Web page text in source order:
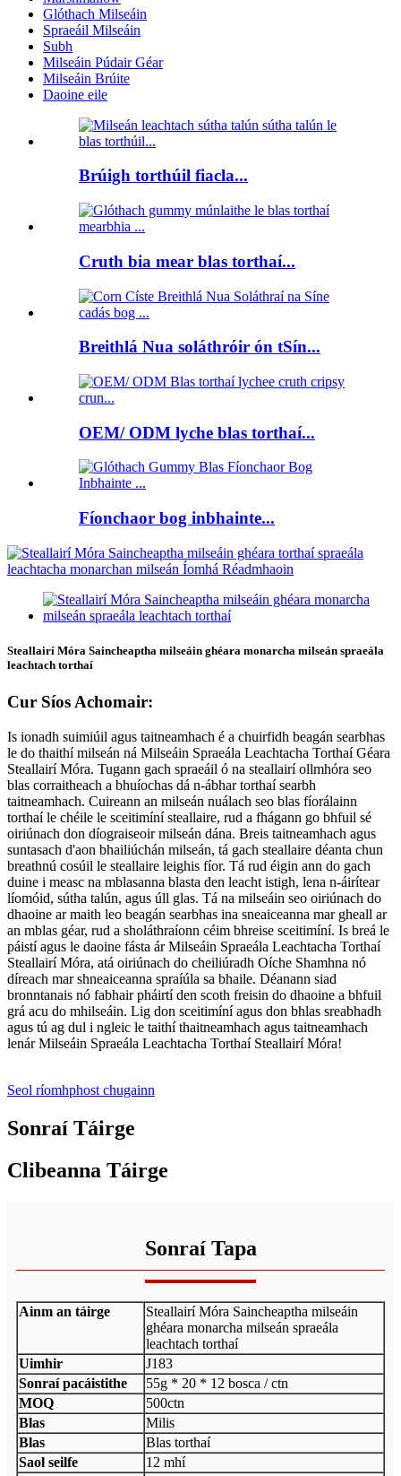
Glóthach Milseáin
Spraeáil Milseáin
Subh
Milseáin Púdair Géar
Milseáin Brúite
Daoine eile
Brúigh torthúil fiacla...
Cruth bia mear blas torthaí...
Breithlá Nua soláthróir ón tSín...
OEM/ ODM lyche blas torthaí...
Fíonchaor bog inbhainte...
Steallairí Móra Saincheaptha milseáin ghéara monarcha milseán spraeála
leachtach torthaí
Cur Síos Achomair:
Is ionadh suimiúil agus taitneamhach é a chuirfidh beagán searbhas
le do thaithí milseán ná Milseáin Spraeála Leachtacha Torthaí Géara
Steallairí Móra. Tugann gach spraeáil ó na steallairí ollmhóra seo
blas corraitheach a bhuíochas dá n-ábhar torthaí searbh
taitneamhach. Cuireann an milseán nuálach seo blas fíorálainn
torthaí le chéile le sceitimíní steallaire, rud a fhágann go bhfuil sé
oiriúnach don díograiseoir milseán dána. Breis taitneamhach agus
suntasach d'aon bhailiúchán milseán, tá gach steallaire déanta chun
breathnú cosúil le steallaire leighis fíor. Tá rud éigin ann do gach
duine i measc na mblasanna blasta den leacht istigh, lena n-áirítear
líomóid, sútha talún, agus úll glas. Tá na milseáin seo oiriúnach do
dhaoine ar maith leo beagán searbhas ina sneaiceanna mar gheall ar
an mblas géar, rud a sholáthraíonn céim bhreise sceitimíní. Is breá le
páistí agus le daoine fásta ár Milseáin Spraeála Leachtacha Torthaí
Steallairí Móra, atá oiriúnach do cheiliúradh Oíche Shamhna nó
díreach mar shneaiceanna spraíúla sa bhaile. Déanann siad
bronntanais nó fabhair pháirtí den scoth freisin do dhaoine a bhfuil
grá acu do mhilseáin. Lig don sceitimíní agus don bhlas sreabhadh
agus tú ag dul i ngleic le taithí thaitneamhach agus taitneamhach
lenár Milseáin Spraeála Leachtacha Torthaí Steallairí Móra!
Seol ríomhphost chugainn
Sonraí Táirge
Clibeanna Táirge
Sonraí Tapa
Ainm an táirge
Steallairí Móra Saincheaptha milseáin
ghéara monarcha milseán spraeála
leachtach torthaí
Uimhir
J183
Sonraí pacáistithe
55g * 20 * 12 bosca / ctn
MOQ
500ctn
Blas
Milis
Blas
Blas torthaí
Saol seilfe
12 mhí